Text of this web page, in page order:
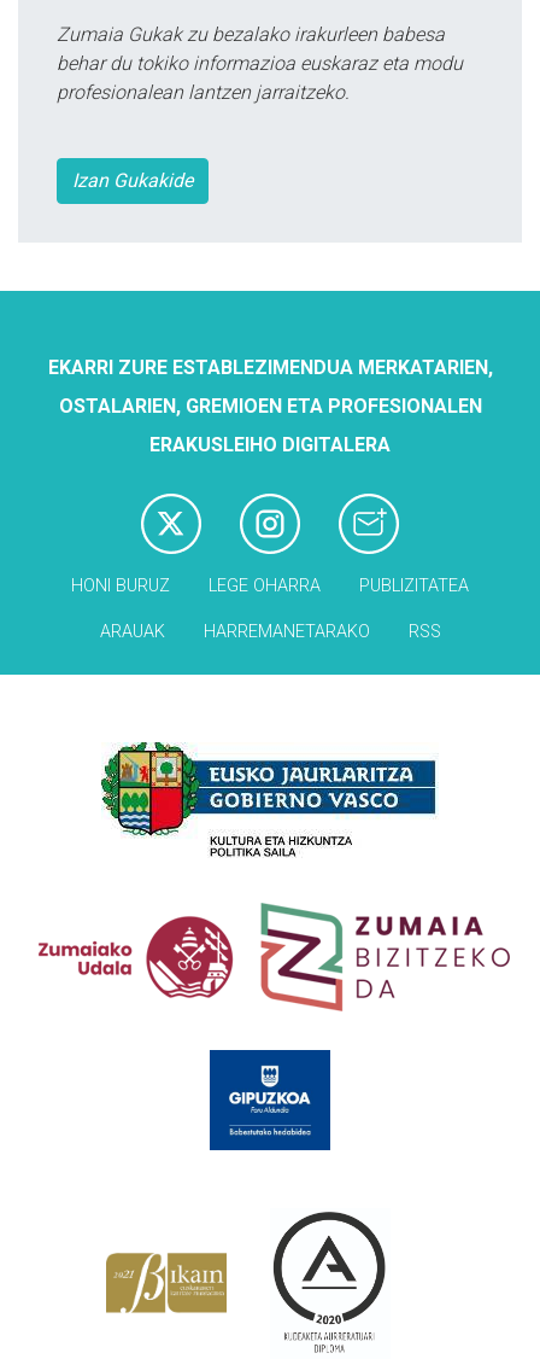
Zumaia Gukak zu bezalako irakurleen babesa
behar du tokiko informazioa euskaraz eta modu
profesionalean lantzen jarraitzeko.
Izan Gukakide
EKARRI ZURE ESTABLEZIMENDUA MERKATARIEN,
OSTALARIEN, GREMIOEN ETA PROFESIONALEN
ERAKUSLEIHO DIGITALERA
HONI BURUZ LEGE OHARRA PUBLIZITATEA
ARAUAK HARREMANETARAKO RSS